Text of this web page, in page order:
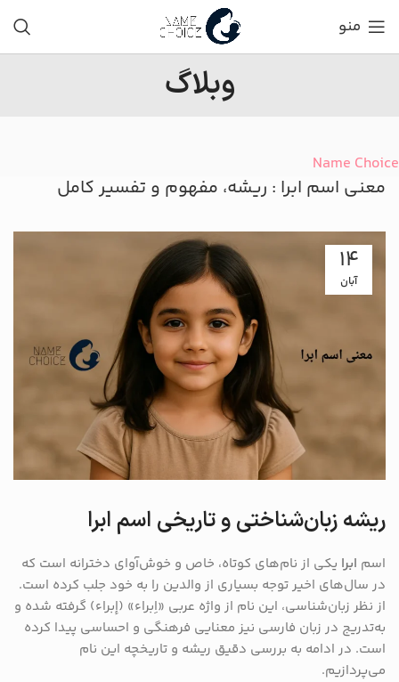
منو
وبلاگ
Name Choice
معنی اسم ابرا : ریشه، مفهوم و تفسیر کامل
14
آبان
ریشه زبان‌شناختی و تاریخی اسم ابرا
اسم ابرا یکی از نام‌های کوتاه، خاص و خوش‌آوای دخترانه است که
در سال‌های اخیر توجه بسیاری از والدین را به خود جلب کرده است.
از نظر زبان‌شناسی، این نام از واژه عربی «اِبراء» (إبراء) گرفته شده و
به‌تدریج در زبان فارسی نیز معنایی فرهنگی و احساسی پیدا کرده
است. در ادامه به بررسی دقیق ریشه و تاریخچه این نام
می‌پردازیم.